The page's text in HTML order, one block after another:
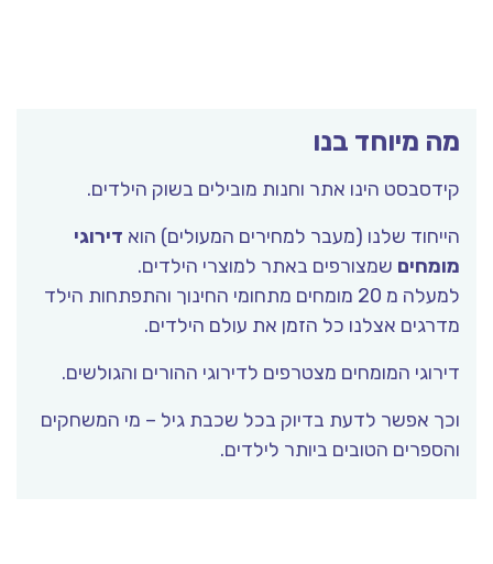
מה מיוחד בנו
קידסבסט הינו אתר וחנות מובילים בשוק הילדים.
הייחוד שלנו (מעבר למחירים המעולים) הוא דירוגי
מומחים שמצורפים באתר למוצרי הילדים.
למעלה מ 20 מומחים מתחומי החינוך והתפתחות הילד
מדרגים אצלנו כל הזמן את עולם הילדים.
דירוגי המומחים מצטרפים לדירוגי ההורים והגולשים.
וכך אפשר לדעת בדיוק בכל שכבת גיל – מי המשחקים
והספרים הטובים ביותר לילדים.